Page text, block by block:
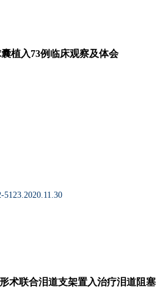
植入73例临床观察及体会
5123.2020.11.30
术联合泪道支架置入治疗泪道阻塞